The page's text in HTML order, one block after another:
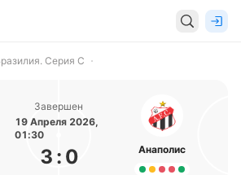
Серия С
Завершен
19 Апреля 2026,
01:30
3 : 0 Анаполис